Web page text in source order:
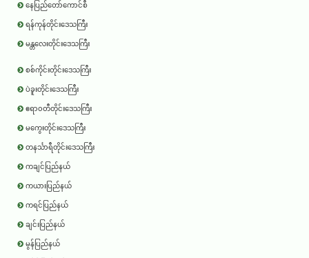
နေပြည်တော်ကောင်စီ
ရန်ကုန်တိုင်းဒေသကြီး
မန္တလေးတိုင်းဒေသကြီး
စစ်ကိုင်းတိုင်းဒေသကြီး
ပဲခူးတိုင်းဒေသကြီး
ဧရာ၀တီတိုင်းဒေသကြီး
မကွေးတိုင်းဒေသကြီး
တနင်္သာရီတိုင်းဒေသကြီး
ကချင်ပြည်နယ်
ကယားပြည်နယ်
ကရင်ပြည်နယ်
ချင်းပြည်နယ်
မွန်ပြည်နယ်